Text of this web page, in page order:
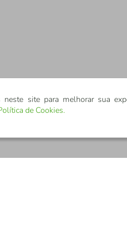
neste site para melhorar sua
de Cookies.